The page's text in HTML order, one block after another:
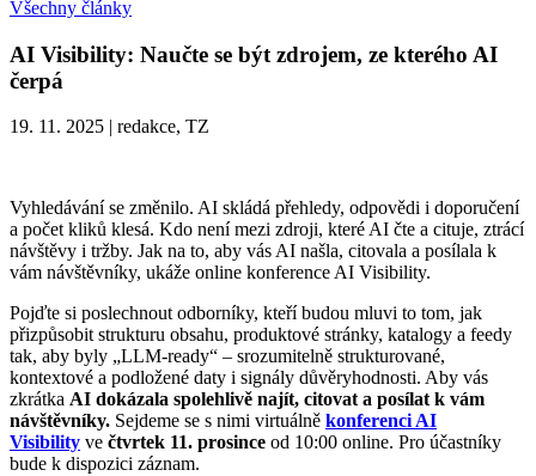
Všechny články
AI Visibility: Naučte se být zdrojem, ze kterého AI
čerpá
19. 11. 2025 | redakce, TZ
Vyhledávání se změnilo. AI skládá přehledy, odpovědi i doporučení
a počet kliků klesá. Kdo není mezi zdroji, které AI čte a cituje, ztrácí
návštěvy i tržby. Jak na to, aby vás AI našla, citovala a posílala k
vám návštěvníky, ukáže online konference AI Visibility.
Pojďte si poslechnout odborníky, kteří budou mluvi to tom, jak
přizpůsobit strukturu obsahu, produktové stránky, katalogy a feedy
tak, aby byly „LLM-ready“ – srozumitelně strukturované,
kontextové a podložené daty i signály důvěryhodnosti. Aby vás
zkrátka AI dokázala spolehlivě najít, citovat a posílat k vám
návštěvníky. Sejdeme se s nimi virtuálně konferenci AI
Visibility ve čtvrtek 11. prosince od 10:00 online. Pro účastníky
bude k dispozici záznam.